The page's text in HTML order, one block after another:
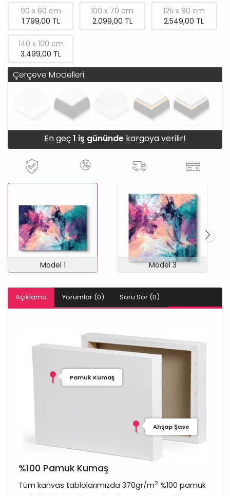
90 x 60 cm
1.799,00 TL
100 x 70 cm
2.099,00 TL
125 x 80 cm
2.549,00 TL
140 x 100 cm
3.499,00 TL
Çerçeve Modelleri
En geç1 iş gününde kargoya verilir!
Model 1 Model 3
Açıklama Yorumlar (0) Soru Sor (0)
Pamuk Kumaş
Ahşap Şase
%100 Pamuk Kumaş
Tüm kanvas tablolarımızda 370gr/m2 %100 pamuk